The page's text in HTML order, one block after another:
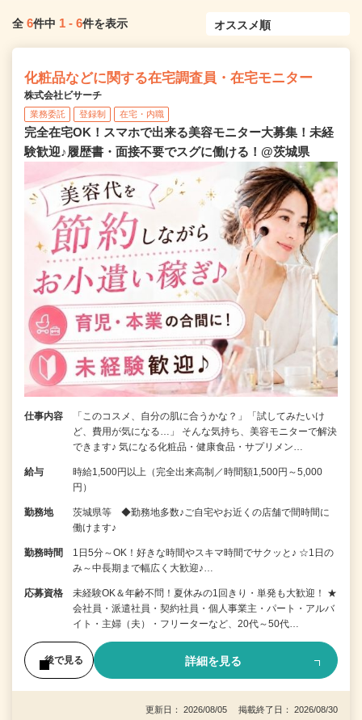
全 6件中 1 - 6件を表示
化粧品などに関する在宅調査員・在宅モニター
株式会社ビサーチ
業務委託 登録制 在宅・内職
完全在宅OK！スマホで出来る美容モニター大募集！未経
験歓迎♪履歴書・面接不要でスグに働ける！@茨城県
仕事内容
「このコスメ、自分の肌に合うかな？」「試してみたいけ
ど、費用が気になる…」 そんな気持ち、美容モニターで解決
できます♪ 気になる化粧品・健康食品・サプリメン…
給与
時給1,500円以上（完全出来高制／時間額1,500円～5,000
円）
勤務地
茨城県等 ◆勤務地多数♪ご自宅やお近くの店舗で間時間に
働けます♪
勤務時間
1日5分～OK！好きな時間やスキマ時間でサクッと♪ ☆1日の
み～中長期まで幅広く大歓迎♪…
応募資格
未経験OK＆年齢不問！夏休みの1回きり・単発も大歓迎！ ★
会社員・派遣社員・契約社員・個人事業主・パート・アルバ
イト・主婦（夫）・フリーターなど、20代～50代…
後で見る 詳細を見る
更新日： 2026/08/05 掲載終了日： 2026/08/30